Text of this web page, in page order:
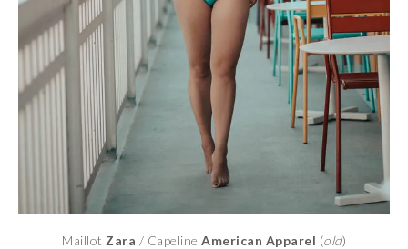
Maillot Zara / Capeline American Apparel (old)